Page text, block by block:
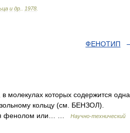
и др 1978
ФЕНОТИП
которых содержится одна
кольцу (см. БЕНЗОЛ).
фенолом или… …
Научно-технический